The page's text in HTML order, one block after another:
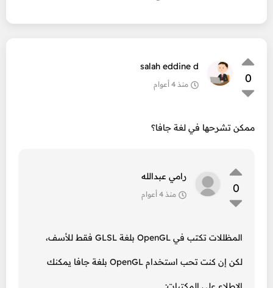
0
salah eddine d
منذ 4 أعوام
ممكن تشرحها في لغة جافا؟
0
رامي عبدالله
منذ 4 أعوام
المظللات تكتب في OpenGL بلغة GLSL فقط للأسف،
لكن إن كنت تحب استخدام OpenGL بلغة جافا يمكنك